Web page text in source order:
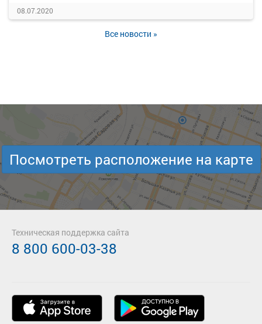
08.07.2020
Все новости »
Посмотреть расположение на карте
Техническая поддержка сайта
8 800 600-03-38